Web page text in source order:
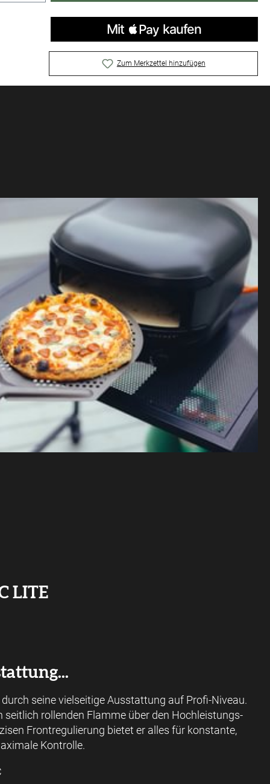
Zum Merkzettel hinzufügen
LITE
seine vielseitige Ausstattung auf Profi-Niveau.
seitlich rollenden Flamme über den Hochleistungs-
Frontregulierung bietet er alles für konstante,
Kontrolle.